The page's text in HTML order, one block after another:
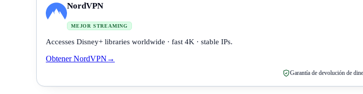
NordVPN
MEJOR STREAMING
Accesses Disney+ libraries worldwide · fast 4K · stable IPs.
Obtener NordVPN →
Garantía de devolución de